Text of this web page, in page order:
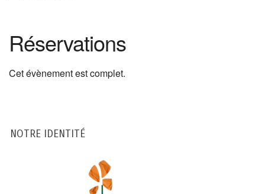
Réservations
Cet évènement est complet.
NOTRE IDENTITÉ